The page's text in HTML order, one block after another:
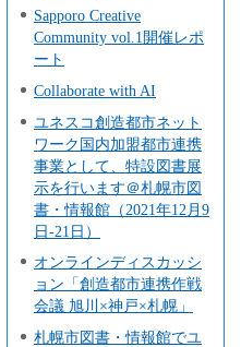
Sapporo Creative
Community vol.1開催レポ
ート
Collaborate with AI
ユネスコ創造都市ネット
ワーク国内加盟都市連携
事業として、特設図書展
示を行います＠札幌市図
書・情報館（2021年12月9
日-21日）
オンラインディスカッシ
ョン「創造都市連携作戦
会議 旭川×神戸×札幌」
札幌市図書・情報館でユ